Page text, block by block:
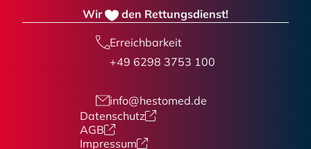
Wir den Rettungsdienst!
Erreichbarkeit
+49 6298 3753 100
info@hestomed.de
Datenschutz
AGB
Impressum